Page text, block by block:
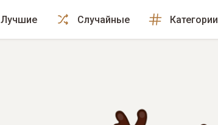
Лучшие Случайные Категории